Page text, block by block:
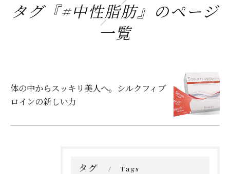
タグ『#中性脂肪』のページ
一覧
体の中からスッキリ美人へ。シルクフィブ
ロインの新しい力
タグ Tags